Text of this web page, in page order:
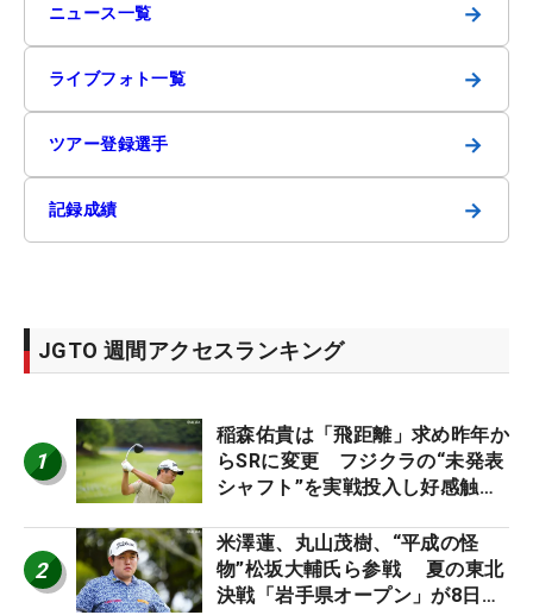
ニュース一覧 →
ライブフォト一覧 →
ツアー登録選手 →
記録成績 →
JGTO 週間アクセスランキング
1
稲森佑貴は「飛距離」求め昨年か
らSRに変更 フジクラの“未発表
シャフト”を実戦投入し好感触
ーのヒトネタ！】
2
米澤蓮、丸山茂樹、“平成の怪
物”松坂大輔氏ら参戦 夏の東北
決戦「岩手県オープン」が8日開